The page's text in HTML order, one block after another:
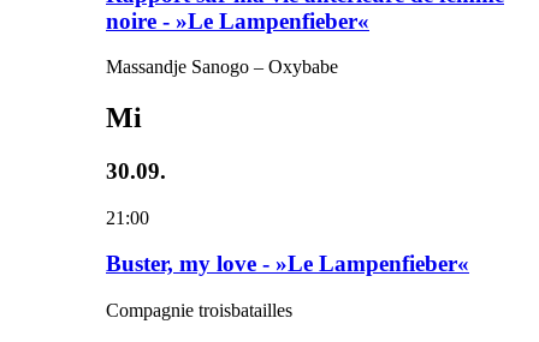
noire - »Le Lampenfieber«
Massandje Sanogo – Oxybabe
Mi
30.09.
21:00
Buster, my love - »Le Lampenfieber«
Compagnie troisbatailles